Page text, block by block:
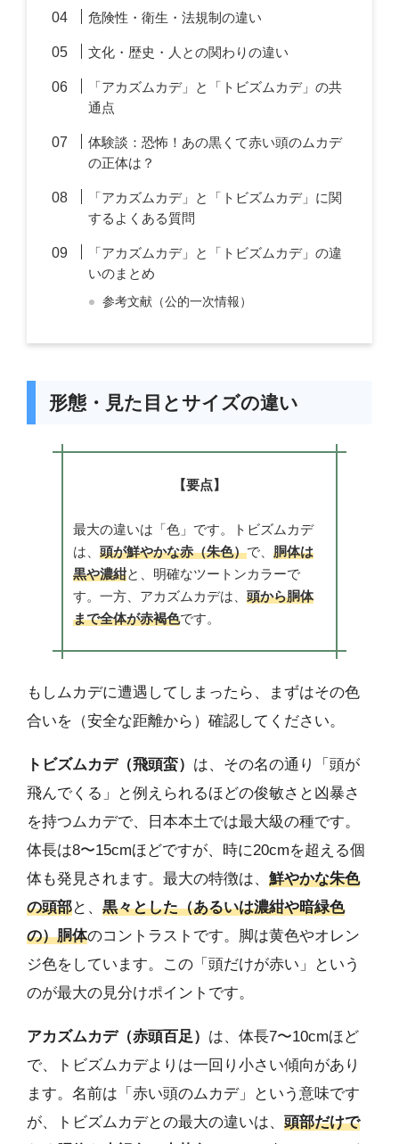
危険性・衛生・法規制の違い
文化・歴史・人との関わりの違い
「アカズムカデ」と「トビズムカデ」の共
通点
体験談：恐怖！あの黒くて赤い頭のムカデ
の正体は？
「アカズムカデ」と「トビズムカデ」に関
するよくある質問
「アカズムカデ」と「トビズムカデ」の違
いのまとめ
参考文献（公的一次情報）
形態・見た目とサイズの違い
【要点】
最大の違いは「色」です。トビズムカデ
は、 頭が鮮やかな赤（朱色）で、 胴体は
黒や濃紺と、明確なツートンカラーで
す。一方、アカズムカデは、 頭から胴体
まで全体が赤褐色です。
もしムカデに遭遇してしまったら、まずはその色
合いを（安全な距離から）確認してください。
トビズムカデ（飛頭蛮） は、その名の通り「頭が
飛んでくる」と例えられるほどの俊敏さと凶暴さ
を持つムカデで、日本本土では最大級の種です。
体長は8〜15cmほどですが、時に20cmを超える個
体も発見されます。最大の特徴は、 鮮やかな朱色
の頭部と、 黒々とした（あるいは濃紺や暗緑色
の）胴体のコントラストです。脚は黄色やオレン
ジ色をしています。この「頭だけが赤い」という
のが最大の見分けポイントです。
アカズムカデ（赤頭百足） は、体長7〜10cmほど
で、トビズムカデよりは一回り小さい傾向があり
ます。名前は「赤い頭のムカデ」という意味です
が、トビズムカデとの最大の違いは、 頭部だけで